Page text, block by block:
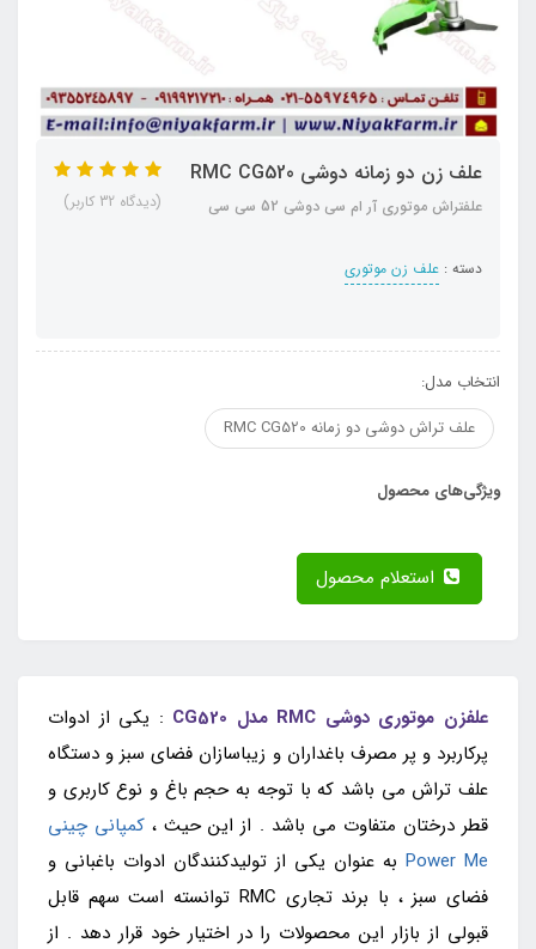
علف زن دو زمانه دوشی RMC CG520
علفتراش موتوری آر ام سی دوشی 52 سی سی
دسته : علف زن موتوری
(دیدگاه 32 کاربر)
انتخاب مدل:
علف تراش دوشی دو زمانه RMC CG520
ویژگی‌های محصول
علفزن موتوری دوشی RMC مدل CG520
: یکی از ادوات
پرکاربرد و پر مصرف باغداران و زیباسازان فضای سبز و دستگاه
علف تراش می باشد که با توجه به حجم باغ و نوع کاربری و
قطر درختان متفاوت می باشد . از این حیث ، کمپانی چینی
Power Me به عنوان یکی از تولیدکنندگان ادوات باغبانی و
فضای سبز ، با برند تجاری RMC توانسته است سهم قابل
قبولی از بازار این محصولات را در اختیار خود قرار دهد . از